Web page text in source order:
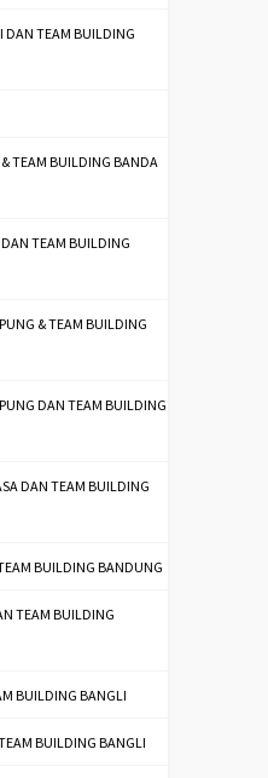
DAN TEAM BUILDING
TEAM BUILDING BANDA
TEAM BUILDING
& TEAM BUILDING
DAN TEAM BUILDING
DAN TEAM BUILDING
BUILDING BANDUNG
TEAM BUILDING
BUILDING BANGLI
BUILDING BANGLI